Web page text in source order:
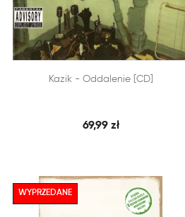
DODAJ DO KOSZYKA
 SZYBKI PODGLĄD
Kazik - Oddalenie [CD]
69,99 zł
WYPRZEDANE